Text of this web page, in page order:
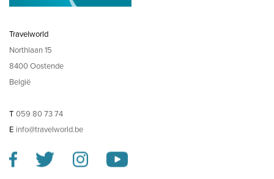
Travelworld
Northlaan 15
8400 Oostende
België
T 059 80 73 74
E info@travelworld.be